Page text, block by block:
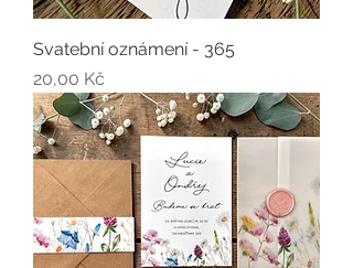
Svatební oznámení - 365
Cena
20,00 Kč